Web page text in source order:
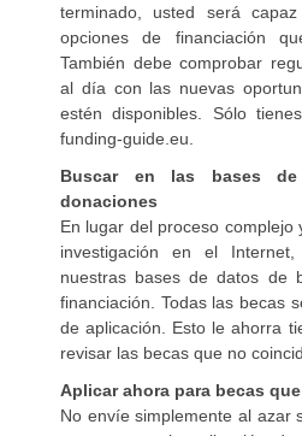
terminado, usted será
opciones de financiación
También debe comprobar
al día con las nuevas
estén disponibles. Sólo
funding-guide.eu.
Buscar en las bases
donaciones
En lugar del proceso
investigación en el
nuestras bases de datos de
financiación. Todas las becas
de aplicación. Esto le ahorra
revisar las becas que no
Aplicar ahora para becas
No envíe simplemente al azar